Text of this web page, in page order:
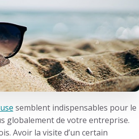
semblent indispensables pour le
globalement de votre entreprise.
Avoir la visite d’un certain